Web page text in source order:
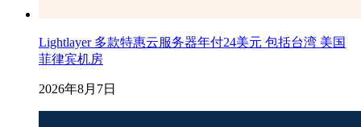
Lightlayer 多款特惠云服务器年付24美元 包括台湾 美国
菲律宾机房
2026年8月7日